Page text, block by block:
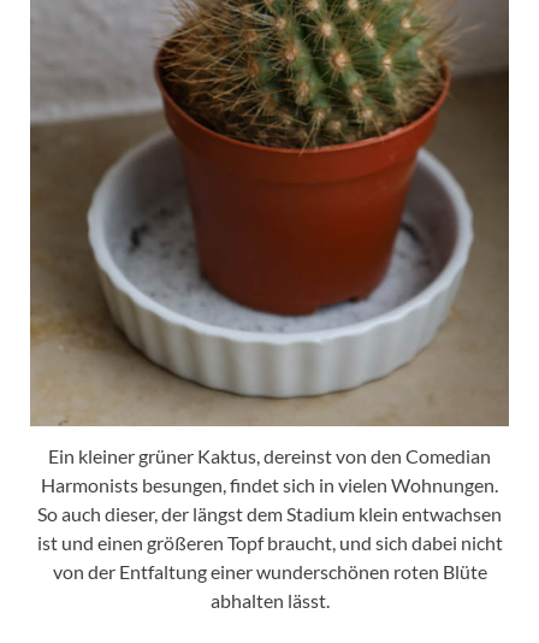
Ein kleiner grüner Kaktus, dereinst von den Comedian
Harmonists besungen, findet sich in vielen Wohnungen.
So auch dieser, der längst dem Stadium klein entwachsen
ist und einen größeren Topf braucht, und sich dabei nicht
von der Entfaltung einer wunderschönen roten Blüte
abhalten lässt.